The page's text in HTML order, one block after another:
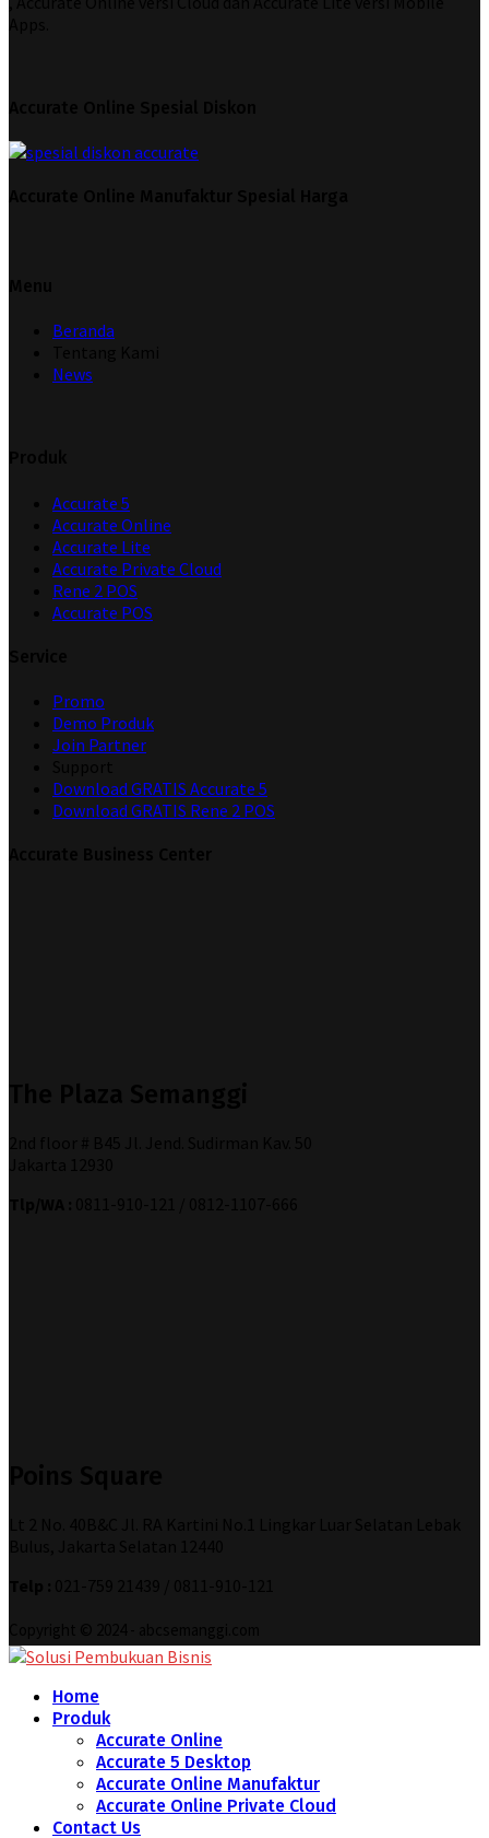
Beranda
News
Accurate 5
Accurate Online
Accurate Lite
Accurate Private Cloud
Rene 2 POS
Accurate POS
Promo
Demo Produk
Join Partner
Download GRATIS Accurate 5
Download GRATIS Rene 2 POS
Home
Produk
Accurate Online
Accurate 5 Desktop
Accurate Online Manufaktur
Accurate Online Private Cloud
Contact Us